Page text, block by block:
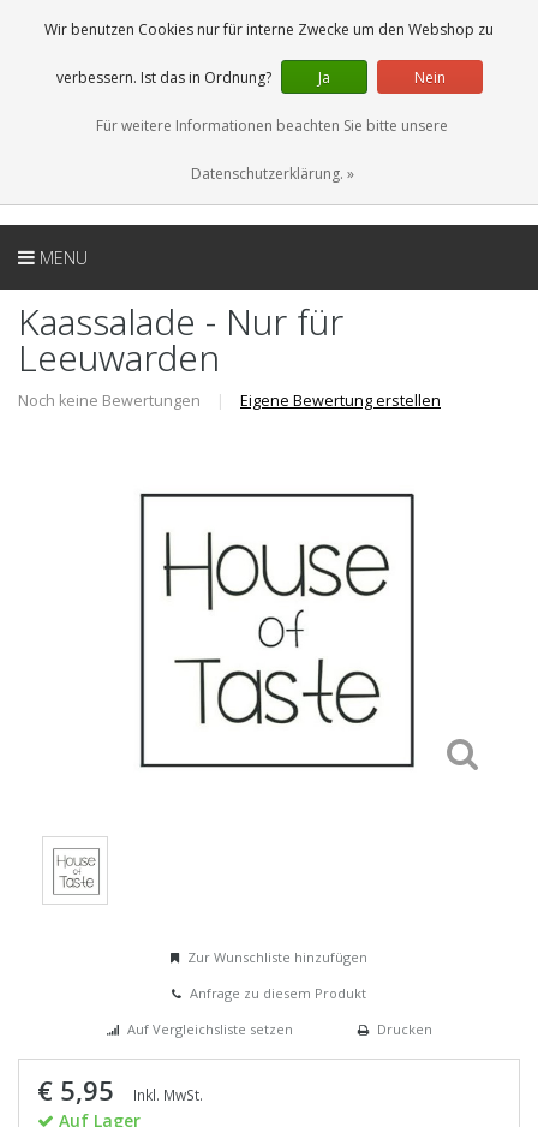
0 Artikel
DE
MENU
Kaassalade - Nur für
Leeuwarden
Noch keine Bewertungen | Eigene Bewertung erstellen
Zur Wunschliste hinzufügen
Anfrage zu diesem Produkt
Auf Vergleichsliste setzen
Drucken
€ 5,95 Inkl. MwSt.
Auf Lager
Wir benutzen Cookies nur für interne Zwecke um den Webshop zu
verbessern. Ist das in Ordnung? Ja Nein
Für weitere Informationen beachten Sie bitte unsere
Datenschutzerklärung. »